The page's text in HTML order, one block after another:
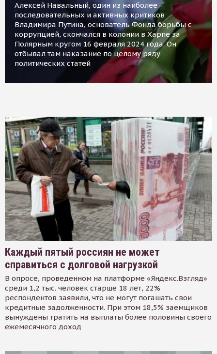
Алексей Навальный, один из наиболее
последовательных и активных критиков
Владимира Путина, основатель Фонда борьбы с
коррупцией, скончался в колонии в Харпе за
Полярным кругом 16 февраля 2024 года. Он
отбывал там наказание по целому ряду
политических статей
Каждый пятый россиян не может
справиться с долговой нагрузкой
В опросе, проведенном на платформе «Яндекс.Взгляд»
среди 1,2 тыс. человек старше 18 лет, 22%
респондентов заявили, что не могут погашать свои
кредитные задолженности. При этом 18,5% заемщиков
вынуждены тратить на выплаты более половины своего
ежемесячного доход